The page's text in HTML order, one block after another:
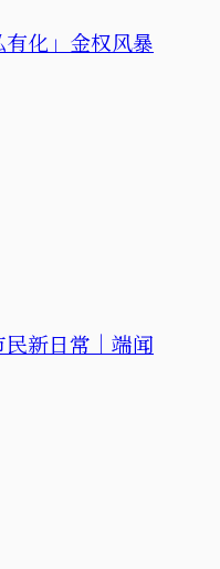
化」金权风暴
民新日常｜端闻